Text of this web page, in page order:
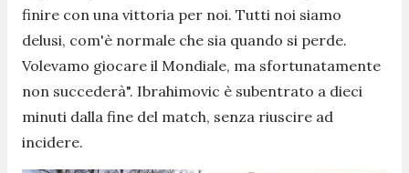
finire con una vittoria per noi. Tutti noi siamo
delusi, com'è normale che sia quando si perde.
Volevamo giocare il Mondiale, ma sfortunatamente
non succederà". Ibrahimovic è subentrato a dieci
minuti dalla fine del match, senza riuscire ad
incidere.